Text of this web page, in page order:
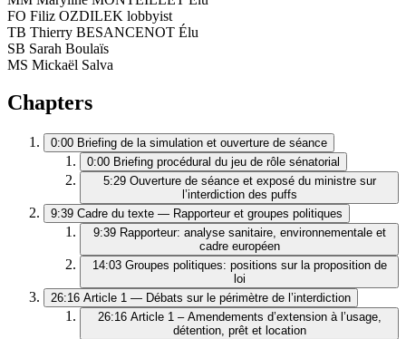
FO Filiz OZDILEK lobbyist
TB Thierry BESANCENOT Élu
SB Sarah Boulaïs
MS Mickaël Salva
Chapters
0:00 Briefing de la simulation et ouverture de séance
0:00 Briefing procédural du jeu de rôle sénatorial
5:29 Ouverture de séance et exposé du ministre sur
l’interdiction des puffs
9:39 Cadre du texte — Rapporteur et groupes politiques
9:39 Rapporteur: analyse sanitaire, environnementale et
cadre européen
14:03 Groupes politiques: positions sur la proposition de
loi
26:16 Article 1 — Débats sur le périmètre de l’interdiction
26:16 Article 1 – Amendements d’extension à l’usage,
détention, prêt et location